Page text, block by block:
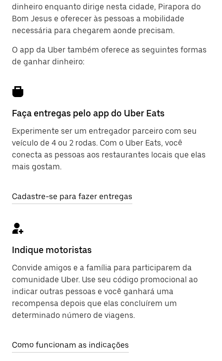
dinheiro enquanto dirige nesta cidade, Pirapora do
Bom Jesus e oferecer às pessoas a mobilidade
necessária para chegarem aonde precisam.
O app da Uber também oferece as seguintes formas
de ganhar dinheiro:
Faça entregas pelo app do Uber Eats
Experimente ser um entregador parceiro com seu
veículo de 4 ou 2 rodas. Com o Uber Eats, você
conecta as pessoas aos restaurantes locais que elas
mais gostam.
Cadastre-se para fazer entregas
Indique motoristas
Convide amigos e a família para participarem da
comunidade Uber. Use seu código promocional ao
indicar outras pessoas e você ganhará uma
recompensa depois que elas concluírem um
determinado número de viagens.
Como funcionam as indicações